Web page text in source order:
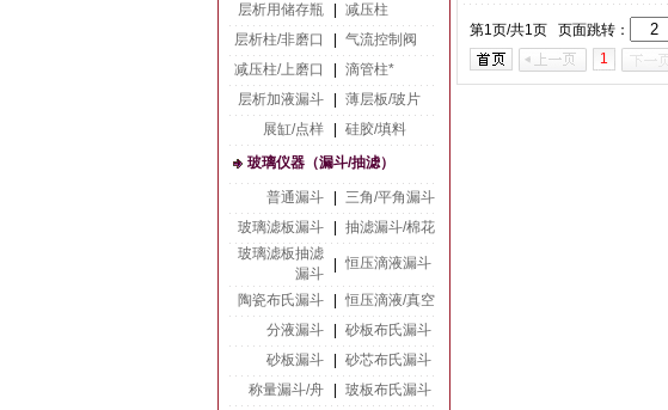
层析用储存瓶
减压柱
层析柱/非磨口
气流控制阀
减压柱/上磨口
滴管柱*
层析加液漏斗
薄层板/玻片
展缸/点样
硅胶/填料
玻璃仪器（漏斗/抽滤）
普通漏斗
三角/平角漏斗
玻璃滤板漏斗
抽滤漏斗/棉花
玻璃滤板抽滤
漏斗
恒压滴液漏斗
陶瓷布氏漏斗
恒压滴液/真空
分液漏斗
砂板布氏漏斗
砂板漏斗
砂芯布氏漏斗
称量漏斗/舟
玻板布氏漏斗
第1页/共1页 页面跳转：
1